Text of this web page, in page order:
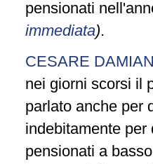
pensionati
immediata).
CESARE
nei giorni scorsi il
parlato anche per
indebitamente
pensionati a